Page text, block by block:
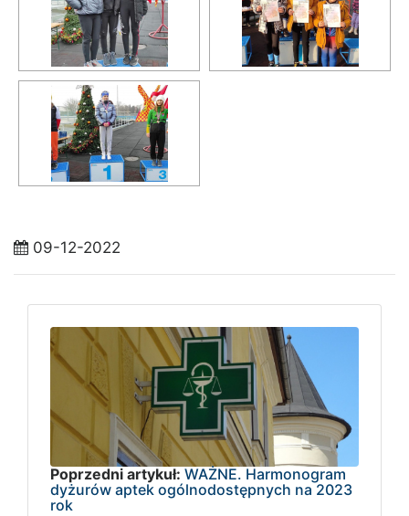
09-12-2022
Poprzedni artykuł: WAŻNE. Harmonogram
dyżurów aptek ogólnodostępnych na 2023
rok